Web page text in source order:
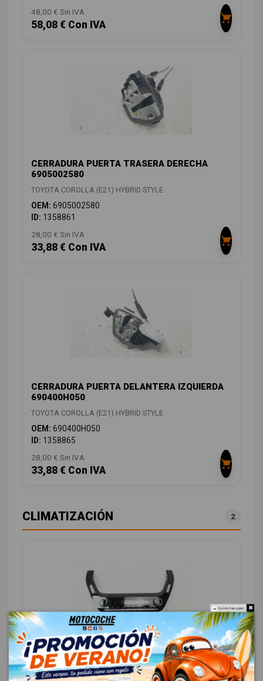
48,00 € Sin IVA
58,08 € Con IVA
CERRADURA PUERTA TRASERA DERECHA
6905002580
TOYOTA COROLLA (E21) HYBRID STYLE
OEM: 6905002580
ID: 1358861
28,00 € Sin IVA
33,88 € Con IVA
CERRADURA PUERTA DELANTERA IZQUIERDA
690400H050
TOYOTA COROLLA (E21) HYBRID STYLE
OEM: 690400H050
ID: 1358865
28,00 € Sin IVA
33,88 € Con IVA
CLIMATIZACIÓN 2
MANDO CLIMATIZADOR 5590002E10
TOYOTA COROLLA (E21) HYBRID STYLE
Do not show again.